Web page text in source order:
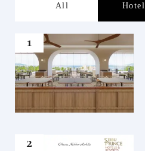
All Hotel